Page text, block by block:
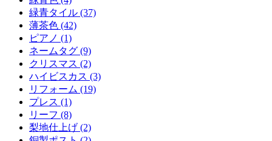
緑青タイル (37)
薄茶色 (42)
ピアノ (1)
ネームタグ (9)
クリスマス (2)
ハイビスカス (3)
リフォーム (19)
プレス (1)
リーフ (8)
梨地仕上げ (2)